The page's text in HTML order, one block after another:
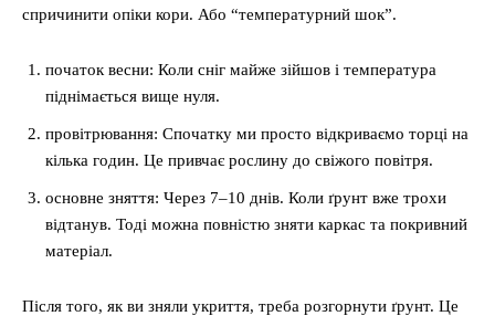
спричинити опіки кори. Або “температурний шок”.
початок весни: Коли сніг майже зійшов і температура
піднімається вище нуля.
провітрювання: Спочатку ми просто відкриваємо торці на
кілька годин. Це привчає рослину до свіжого повітря.
основне зняття: Через 7–10 днів. Коли ґрунт вже трохи
відтанув. Тоді можна повністю зняти каркас та покривний
матеріал.
Після того, як ви зняли укриття, треба розгорнути ґрунт. Це